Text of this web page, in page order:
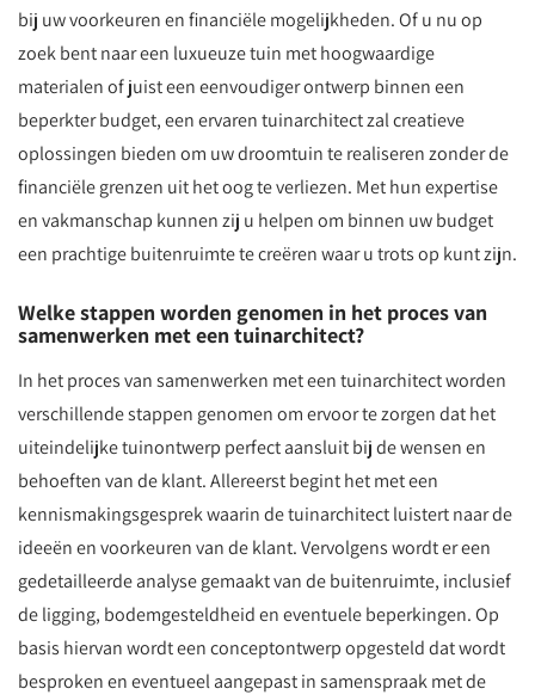
bij uw voorkeuren en financiële mogelijkheden. Of u nu op
zoek bent naar een luxueuze tuin met hoogwaardige
materialen of juist een eenvoudiger ontwerp binnen een
beperkter budget, een ervaren tuinarchitect zal creatieve
oplossingen bieden om uw droomtuin te realiseren zonder de
financiële grenzen uit het oog te verliezen. Met hun expertise
en vakmanschap kunnen zij u helpen om binnen uw budget
een prachtige buitenruimte te creëren waar u trots op kunt zijn.
Welke stappen worden genomen in het proces van
samenwerken met een tuinarchitect?
In het proces van samenwerken met een tuinarchitect worden
verschillende stappen genomen om ervoor te zorgen dat het
uiteindelijke tuinontwerp perfect aansluit bij de wensen en
behoeften van de klant. Allereerst begint het met een
kennismakingsgesprek waarin de tuinarchitect luistert naar de
ideeën en voorkeuren van de klant. Vervolgens wordt er een
gedetailleerde analyse gemaakt van de buitenruimte, inclusief
de ligging, bodemgesteldheid en eventuele beperkingen. Op
basis hiervan wordt een conceptontwerp opgesteld dat wordt
besproken en eventueel aangepast in samenspraak met de